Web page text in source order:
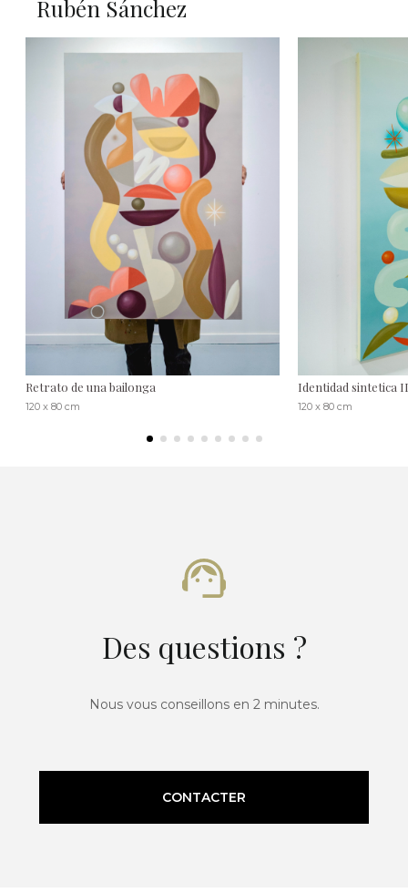
Rubén Sánchez
Retrato de una bailonga
120 x 80 cm
Identidad sintetica II
120 x 80 cm
Des questions ?
Nous vous conseillons en 2 minutes.
CONTACTER